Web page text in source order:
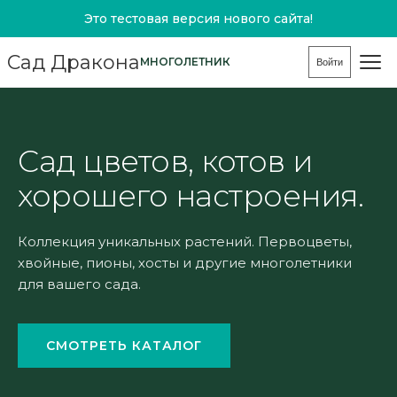
Это тестовая версия нового сайта!
Сад Дракона МНОГОЛЕТНИК Войти
Сад цветов, котов и
хорошего настроения.
Коллекция уникальных растений. Первоцветы,
хвойные, пионы, хосты и другие многолетники
для вашего сада.
СМОТРЕТЬ КАТАЛОГ